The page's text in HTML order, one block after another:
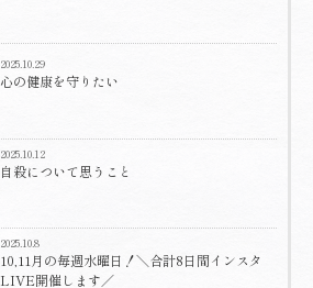
2025.10.29
心の健康を守りたい
2025.10.12
自殺について思うこと
2025.10.8
10,11月の毎週水曜日！＼合計8日間インスタ
LIVE開催します／